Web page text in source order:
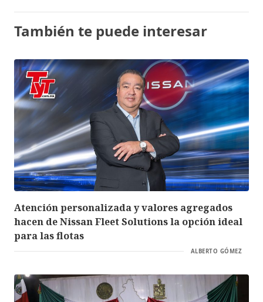
También te puede interesar
Atención personalizada y valores agregados
hacen de Nissan Fleet Solutions la opción ideal
para las flotas
ALBERTO GÓMEZ